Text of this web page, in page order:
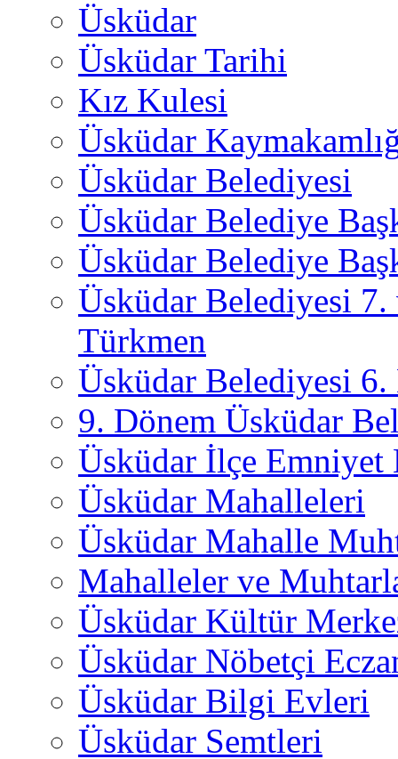
Üsküdar
Üsküdar Tarihi
Kız Kulesi
Üsküdar
Üsküdar Belediyesi
Üsküdar Belediye
Üsküdar Belediye
Üsküdar Belediyesi
Türkmen
Üsküdar Belediyesi 6.
9. Dönem Üsküdar
Üsküdar İlçe
Üsküdar Mahalleleri
Üsküdar Mahalle
Mahalleler ve
Üsküdar Kültür
Üsküdar Nöbetçi
Üsküdar Bilgi Evleri
Üsküdar Semtleri